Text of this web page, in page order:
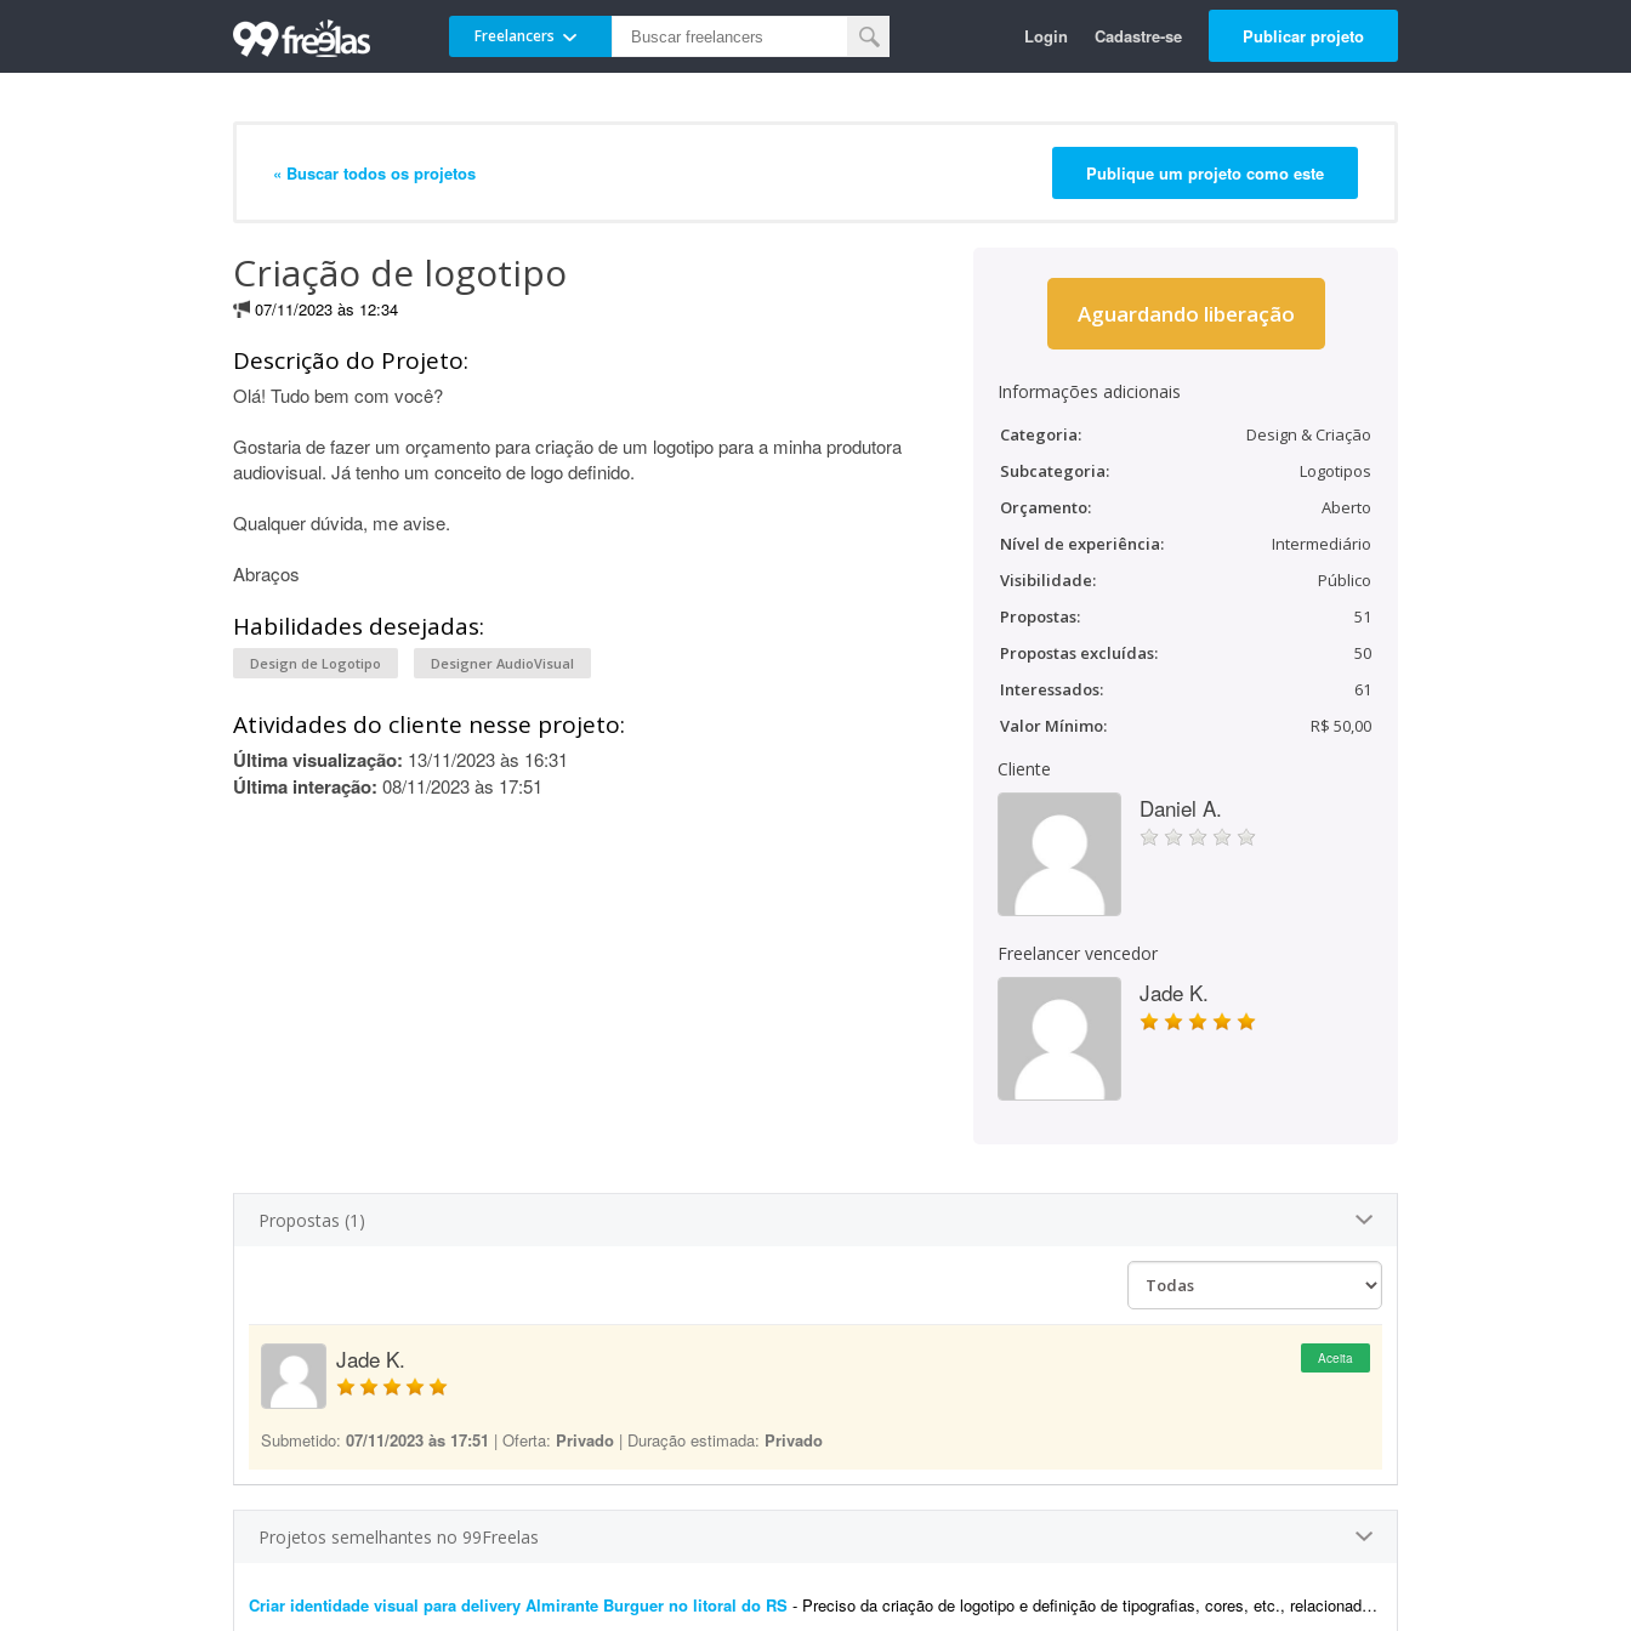
Freelancers Login Cadastre-se Publicar projeto
« Buscar todos os projetos Publique um projeto como este
Criação de logotipo
07/11/2023 às 12:34
Descrição do Projeto:
Olá! Tudo bem com você?
Gostaria de fazer um orçamento para criação de um logotipo para a minha produtora
audiovisual. Já tenho um conceito de logo definido.
Qualquer dúvida, me avise.
Abraços
Habilidades desejadas:
Design de Logotipo Designer AudioVisual
Atividades do cliente nesse projeto:
Última visualização: 13/11/2023 às 16:31
Última interação: 08/11/2023 às 17:51
Aguardando liberação
Informações adicionais
Categoria:
Design & Criação
Subcategoria:
Logotipos
Orçamento:
Aberto
Nível de experiência:
Intermediário
Visibilidade:
Público
Propostas:
51
Propostas excluídas:
50
Interessados:
61
Valor Mínimo:
R$ 50,00
Cliente
Daniel A.
Freelancer vencedor
Jade K.
Propostas (1)
Jade K. Aceita
Submetido: 07/11/2023 às 17:51 | Oferta: Privado | Duração estimada: Privado
Projetos semelhantes no 99Freelas
Criar identidade visual para delivery Almirante Burguer no litoral do RS - Preciso da criação de logotipo e definição de tipografias, cores, etc., relacionados à marca. Projeto para o delivery Almirante Burguer, que atuará na reg...